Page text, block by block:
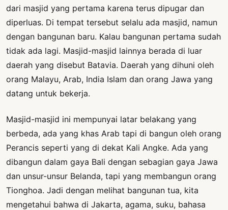
dari masjid yang pertama karena terus dipugar dan
diperluas. Di tempat tersebut selalu ada masjid, namun
dengan bangunan baru. Kalau bangunan pertama sudah
tidak ada lagi. Masjid-masjid lainnya berada di luar
daerah yang disebut Batavia. Daerah yang dihuni oleh
orang Malayu, Arab, India Islam dan orang Jawa yang
datang untuk bekerja.
Masjid-masjid ini mempunyai latar belakang yang
berbeda, ada yang khas Arab tapi di bangun oleh orang
Perancis seperti yang di dekat Kali Angke. Ada yang
dibangun dalam gaya Bali dengan sebagian gaya Jawa
dan unsur-unsur Belanda, tapi yang membangun orang
Tionghoa. Jadi dengan melihat bangunan tua, kita
mengetahui bahwa di Jakarta, agama, suku, bahasa